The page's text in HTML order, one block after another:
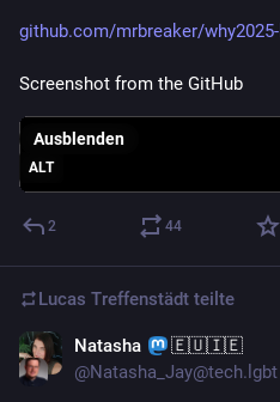
github.com/mrbreaker/why2025-l
Screenshot from the GitHub
ALT
Ausblenden
2 44
Lucas Treffenstädt teilte
Natasha
🇪🇺🇮🇪
@Natasha_Jay@tech.lgbt